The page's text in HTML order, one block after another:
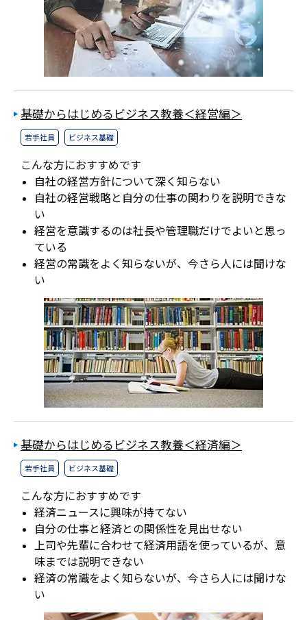
基礎からはじめるビジネス教養＜経営編＞
若手社員 ビジネス基礎
こんな方におすすめです
自社の経営方針について深く知らない
自社の経営戦略と自分の仕事の関わりを説明できな
い
経営を意識するのは社長や管理職だけでよいと思っ
ている
経営の常識をよく知らないが、今さら人には聞けな
い
基礎からはじめるビジネス教養＜経済編＞
若手社員 ビジネス基礎
こんな方におすすめです
経済ニュースに興味が持てない
自分の仕事と経済との関係性を見出せない
上司や先輩に合わせて経済用語を使っているが、意
味までは説明できない
経済の常識をよく知らないが、今さら人には聞けな
い